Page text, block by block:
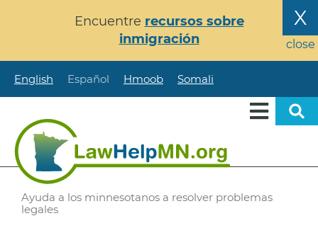
principal
X
close
Encuentre recursos sobre
inmigración
English Español Hmoob Somali
Ayuda a los minnesotanos a resolver problemas
legales